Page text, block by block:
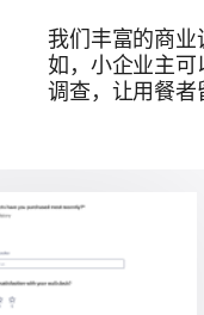
我们丰富的商
如，小企业主
调查，让用餐